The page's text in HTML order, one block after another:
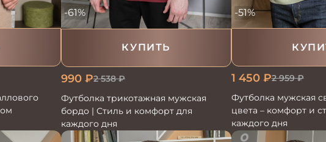
КУПИТЬ
-61%
990 ₽2 538₽
Футболка трикотажная мужская
бордо | Стиль и комфорт для
каждого дня
-51%
1 450₽2 959₽
Футболка мужская
цвета – комфорт и
каждого дня